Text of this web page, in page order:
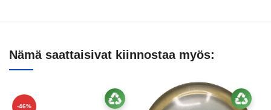
Nämä saattaisivat kiinnostaa myös:
-46%